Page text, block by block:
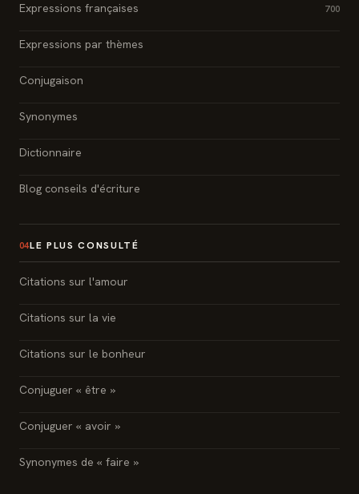
Expressions françaises 700
Expressions par thèmes
Conjugaison
Synonymes
Dictionnaire
Blog conseils d'écriture
04LE PLUS CONSULTÉ
Citations sur l'amour
Citations sur la vie
Citations sur le bonheur
Conjuguer « être »
Conjuguer « avoir »
Synonymes de « faire »